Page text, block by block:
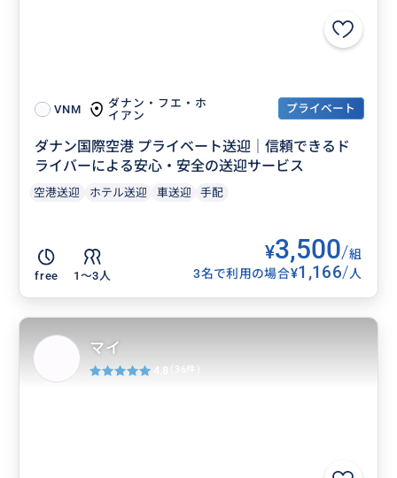
VNM
ダナン・フエ・ホ
イアン
プライベート
ダナン国際空港 プライベート送迎｜信頼できるド
ライバーによる安心・安全の送迎サービス
空港送迎 ホテル送迎 車送迎 手配
free 1〜3人
¥3,500/組
3名で利用の場合¥1,166/人
マイ
4.8 (36件)